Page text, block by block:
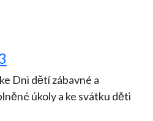
Dni dětí zábavné a
úkoly a ke svátku děti